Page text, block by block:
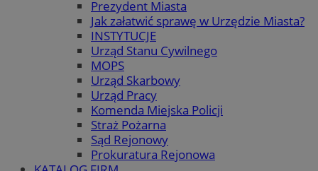
Prezydent Miasta
Jak załatwić sprawę w Urzędzie Miasta?
INSTYTUCJE
Urząd Stanu Cywilnego
MOPS
Urząd Skarbowy
Urząd Pracy
Komenda Miejska Policji
Straż Pożarna
Sąd Rejonowy
Prokuratura Rejonowa